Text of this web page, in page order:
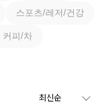
스포츠/레저/건강
커피/차